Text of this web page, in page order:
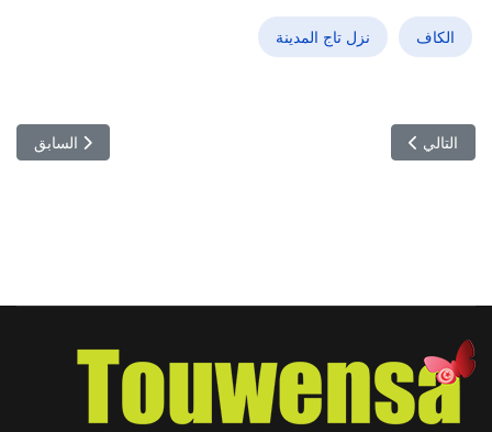
الكاف نزل تاج المدينة
المقال السابق: طبرقة
السابقالمقال التالي: صالون سوق السفر التونسي: تونس تُنعش السياحة
التالي